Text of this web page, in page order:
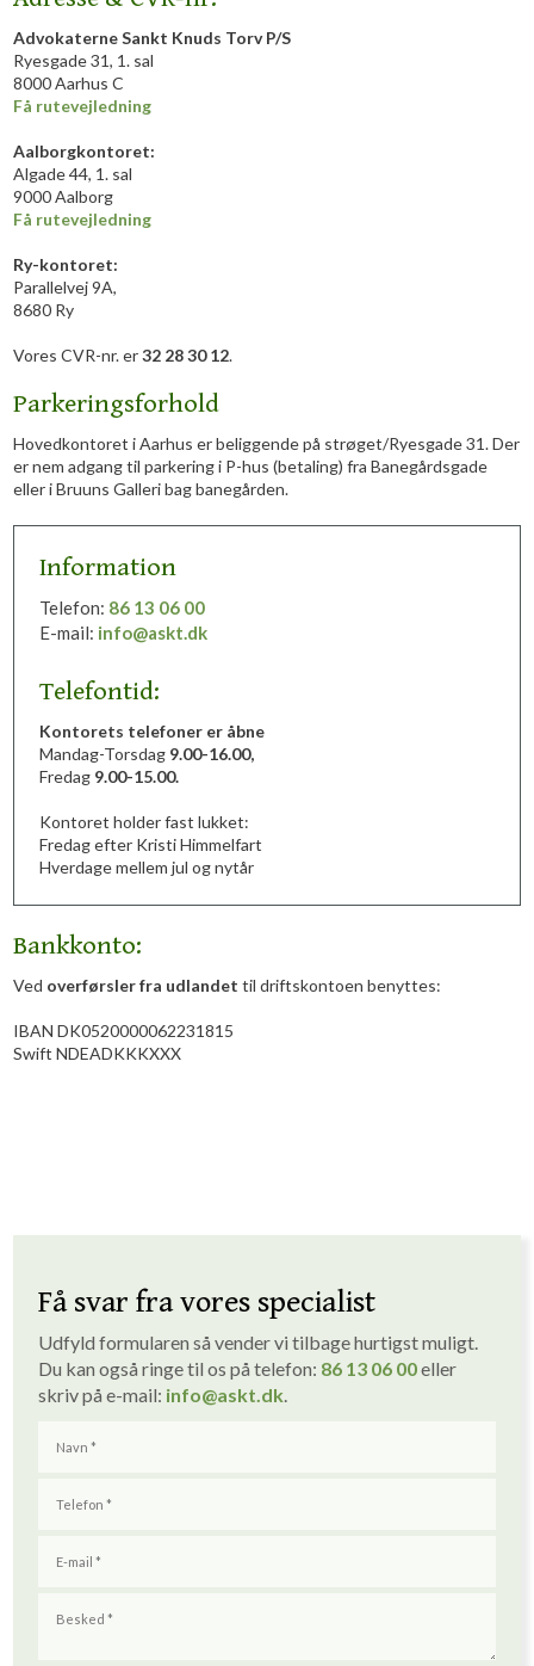
Advokaterne Sankt Knuds Torv P/S
Ryesgade 31, 1. sal
8000 Aarhus C
Få rutevejledning
​Aalborgkontoret:
Algade 44, 1. sal
9000 Aalborg
Få rutevejledning
Ry-kontoret:
Parallelvej 9A,
8680 Ry
Vores CVR-nr. er32 28 30 12.
Parkeringsforhold
Hovedkontoret i Aarhus er beliggende på strøget/Ryesgade 31. Der
er nem adgang til parkering i P-hus (betaling) fra Banegårdsgade
eller i Bruuns Galleri bag banegården.
Information
Telefon: 86 13 06 00
E-mail: info@askt.dk
Telefontid:
Kontorets telefoner er åbne
Mandag-Torsdag 9.00-16.00,
Fredag 9.00-15.00.
Kontoret holder fast lukket:
Fredag efter Kristi Himmelfart
Hverdage mellem jul og nytår
​Bankkonto:
​Ved overførsler fra udlandet til driftskontoen benyttes:
IBAN DK0520000062231815
Swift NDEADKKKXXX
Få svar fra vores specialist
Udfyld formularen så vender vi tilbage hurtigst muligt. ​
Du kan også ringe til os på telefon: 86 13 06 00eller
skriv på e-mail: info@askt.dk​.